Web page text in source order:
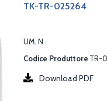
TK-TR-025264
UM. N
Download PDF
Codice Produttore TR-